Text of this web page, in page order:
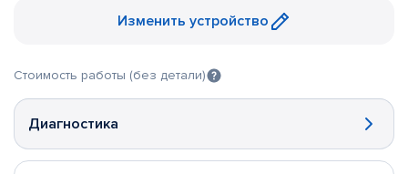
Изменить устройство
Стоимость работы (без детали)
Диагностика